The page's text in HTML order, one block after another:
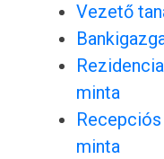
Vezető
minta
minta